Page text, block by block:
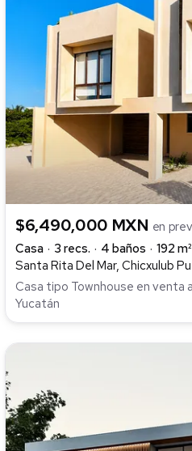
$6,490,000 MXN en
Casa
3 recs. 4 baños
192 m²
Santa Rita Del Mar, Chicxulub
Casa tipo Townhouse en venta
Yucatán